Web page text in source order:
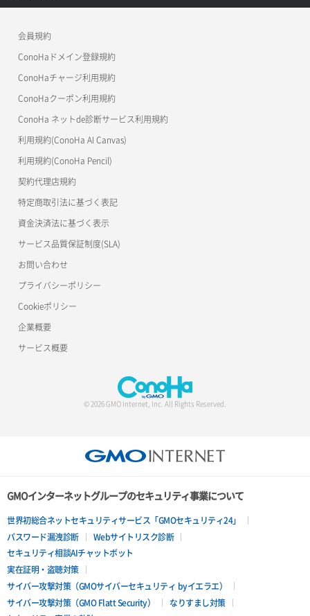
APIドキュメントVPS3.0
美雲このは徹底ガイド
会員規約
ConoHaドメイン登録規約
ConoHaチャージ利用規約
ConoHaクーポン利用規約
ConoHa ネットde診断サービス利用規約
利用規約(ConoHa AI Canvas)
利用規約(ConoHa Pencil)
契約代理店規約
特定商取引法に基づく表記
資金決済法に基づく表示
サービス品質保証制度(SLA)
お問い合わせ
プライバシーポリシー
Cookieポリシー
企業概要
サービス概要
© 2026 GMO Internet, Inc. All Rights Reserved.
GMOインターネットグループのセキュリティ事業について
世界初総合ネットセキュリティサービス「GMOセキュリティ24」
パスワード漏洩診断
Webサイトリスク診断
セキュリティ相談AIチャットボット
実在証明・盗聴対策
サイバー攻撃対策（GMOサイバーセキュリティ byイエラエ）
サイバー攻撃対策（GMO Flatt Security）
なりすまし対策